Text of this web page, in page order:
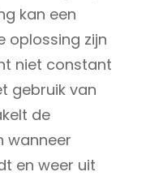
kan een
oplossing zijn
niet constant
gebruik van
de
wanneer
en weer uit